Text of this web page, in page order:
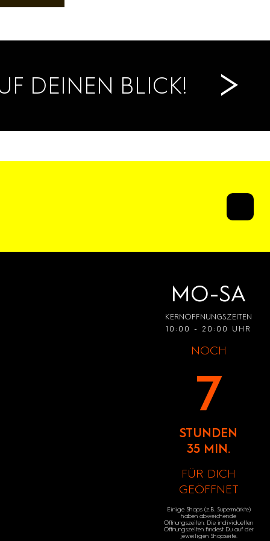
>
DEINEN BLICK!
MO-SA
KERNÖFFNUNGSZEITEN
10:00 - 20:00 UHR
NOCH
7
STUNDEN
35 MIN.
FÜR DICH
GEÖFFNET
Einige Shops (z.B. Supermärkte)
haben abweichende
Öffnungszeiten. Die individuellen
Öffnungszeiten findest Du auf der
jeweiligen Shopseite.